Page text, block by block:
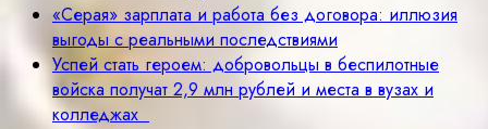
«Серая» зарплата и работа без договора: иллюзия
выгоды с реальными последствиями
Успей стать героем: добровольцы в беспилотные
войска получат 2,9 млн рублей и места в вузах и
колледжах